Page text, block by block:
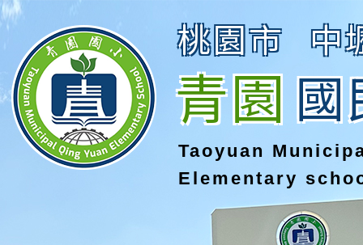
桃園市 中
青園國
Taoyuan
Elementary